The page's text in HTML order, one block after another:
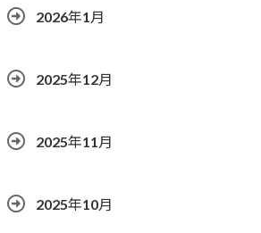
2026年1月
2025年12月
2025年11月
2025年10月